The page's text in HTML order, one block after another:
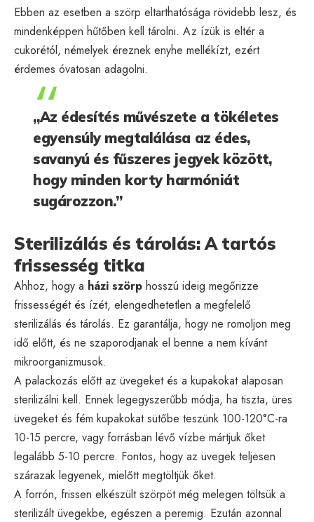
Ebben az esetben a szörp eltarthatósága rövidebb lesz, és
mindenképpen hűtőben kell tárolni. Az ízük is eltér a
cukorétól, némelyek éreznek enyhe mellékízt, ezért
érdemes óvatosan adagolni.
„Az édesítés művészete a tökéletes
egyensúly megtalálása az édes,
savanyú és fűszeres jegyek között,
hogy minden korty harmóniát
sugározzon.”
Sterilizálás és tárolás: A tartós
frissesség titka
Ahhoz, hogy a házi szörp hosszú ideig megőrizze
frissességét és ízét, elengedhetetlen a megfelelő
sterilizálás és tárolás. Ez garantálja, hogy ne romoljon meg
idő előtt, és ne szaporodjanak el benne a nem kívánt
mikroorganizmusok.
A palackozás előtt az üvegeket és a kupakokat alaposan
sterilizálni kell. Ennek legegyszerűbb módja, ha tiszta, üres
üvegeket és fém kupakokat sütőbe teszünk 100-120°C-ra
10-15 percre, vagy forrásban lévő vízbe mártjuk őket
legalább 5-10 percre. Fontos, hogy az üvegek teljesen
szárazak legyenek, mielőtt megtöltjük őket.
A forrón, frissen elkészült szörpöt még melegen töltsük a
sterilizált üvegekbe, egészen a peremig. Ezután azonnal